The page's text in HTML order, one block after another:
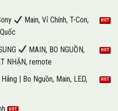
Main, Vỉ Chính, T-Con,
MAIN, BO NGUỒN,
NHẬN, remote
| Bo Nguồn, Main, LED,